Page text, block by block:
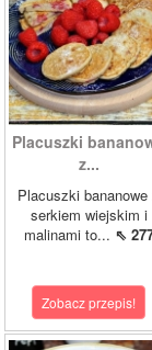
Placuszki
z...
Placuszki bananowe
serkiem wiejskim i
malinami to... ⇖
Zobacz przepis!